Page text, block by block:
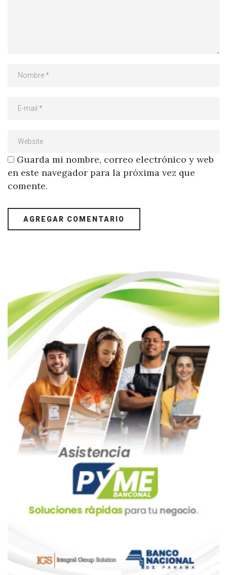
Guarda mi nombre, correo electrónico y web
en este navegador para la próxima vez que
comente.